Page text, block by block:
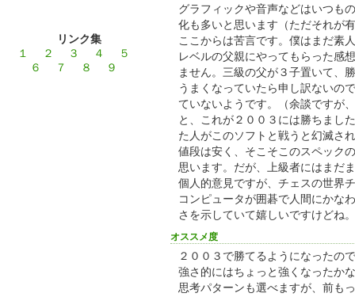
リンク集
１
２ ３ ４
５
６
７ ８ ９
グラフィックや音声などはいつも
化も多いと思います（ただそれが
ここからは苦言です。僕はまだ素
レベルの父親にやってもらった感
ません。三級の父が３子置いて、
うまくなっていたら申し訳ないの
ていないようです。（余談ですが
と、これが２００３には勝ちまし
た人がこのソフトと戦うと幻滅さ
値段は安く、そこそこのスペック
思います。だが、上級者にはまだ
個人的意見ですが、チェスの世界
コンピュータが囲碁で人間にかな
さを示していて嬉しいですけどね。
オススメ度
２００３で勝てるようになったの
強さ的にはちょっと強くなったか
思考パターンも選べますが、前も